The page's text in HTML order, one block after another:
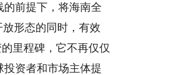
前提下，将海南全
形态的同时，有效
里程碑，它不再仅仅
资者和市场主体提